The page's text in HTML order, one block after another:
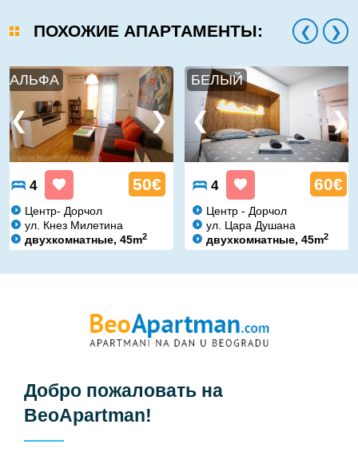
ПОХОЖИЕ АПАРТАМЕНТЫ:
АЛЬФА
4 50€
Центр- Дорчол
ул. Кнез Милетина
двухкомнатные, 45m2
БЕЛЫЙ
4 60€
Центр - Дорчол
ул. Цара Душана
двухкомнатные, 45m2
Добро пожаловать на
BeoApartman!